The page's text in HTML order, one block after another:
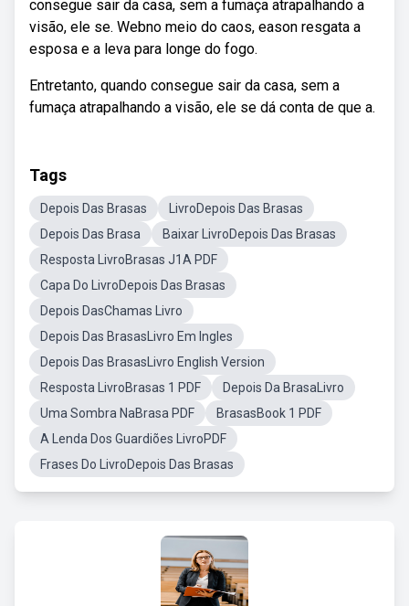
consegue sair da casa, sem a fumaça atrapalhando a
visão, ele se. Webno meio do caos, eason resgata a
esposa e a leva para longe do fogo.
Entretanto, quando consegue sair da casa, sem a
fumaça atrapalhando a visão, ele se dá conta de que a.
Tags
Depois Das Brasas
LivroDepois Das Brasas
Depois Das Brasa
Baixar LivroDepois Das Brasas
Resposta LivroBrasas J1A PDF
Capa Do LivroDepois Das Brasas
Depois DasChamas Livro
Depois Das BrasasLivro Em Ingles
Depois Das BrasasLivro English Version
Resposta LivroBrasas 1 PDF
Depois Da BrasaLivro
Uma Sombra NaBrasa PDF
BrasasBook 1 PDF
A Lenda Dos Guardiões LivroPDF
Frases Do LivroDepois Das Brasas